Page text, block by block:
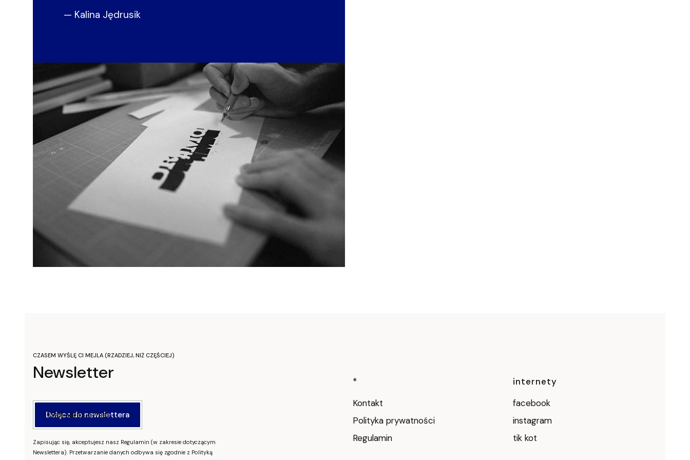
— Kalina Jędrusik
CZASEM WYŚLĘ CI MEJLA (RZADZIEJ, NIŻ CZĘŚCIEJ)
Newsletter
Twój adres e-mail
Dołącz do newslettera
Zapisując się, akceptujesz nasz Regulamin (w zakresie dotyczącym
Newslettera). Przetwarzanie danych odbywa się zgodnie z Polityką
Linki w stopce
*
Kontakt
Polityka prywatności
Regulamin
internety
facebook
instagram
tik kot